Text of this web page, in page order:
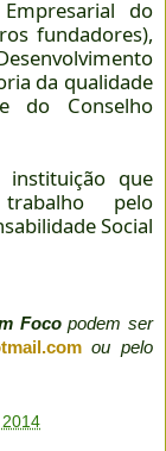
do
fundadores),
da qualidade
do Conselho
instituição que
pelo
Social
Focopodem ser
ou pelo